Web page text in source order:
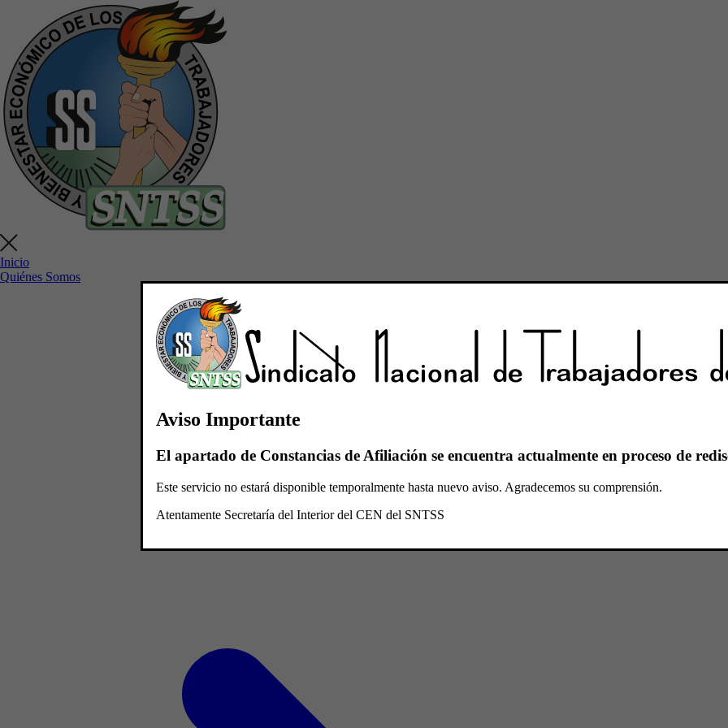
Inicio
Quiénes Somos
Aviso Importante
El apartado de Constancias de Afiliación se encuentra actualmente en proceso de
Este servicio no estará disponible temporalmente hasta nuevo aviso. Agradecemos su comprensión.
Atentamente Secretaría del Interior del CEN del SNTSS